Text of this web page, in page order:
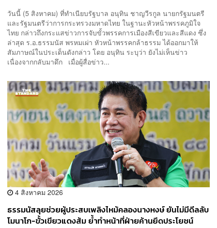
วันนี้ (5 สิงหาคม) ที่ทำเนียบรัฐบาล อนุทิน ชาญวีรกูล นายกรัฐมนตรี
และรัฐมนตรีว่าการกระทรวงมหาดไทย ในฐานะหัวหน้าพรรคภูมิใจ
ไทย กล่าวถึงกระแสข่าวการจับขั้วพรรคการเมืองสีเขียวและสีแดง ซึ่ง
ล่าสุด ร.อ.ธรรมนัส พรหมเผ่า หัวหน้าพรรคกล้าธรรม ได้ออกมาให้
สัมภาษณ์ในประเด็นดังกล่าว โดย อนุทิน ระบุว่า ยังไม่เห็นข่าว
เนื่องจากกลับมาดึก เมื่อผู้สื่อข่าว...
4 สิงหาคม 2026
ธรรมนัสลุยช่วยผู้ประสบเพลิงไหม้คลองนางหงษ์ ยันไม่มีดีลลับ
โมนาโก-ขั้วเขียวแดงส้ม ย้ำทำหน้าที่ฝ่ายค้านยึดประโยชน์